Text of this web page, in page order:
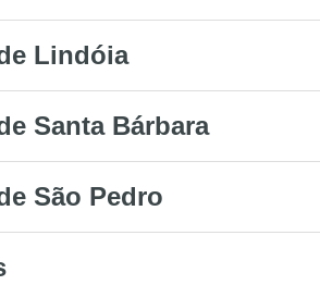
Lindóia
Santa Bárbara
São Pedro